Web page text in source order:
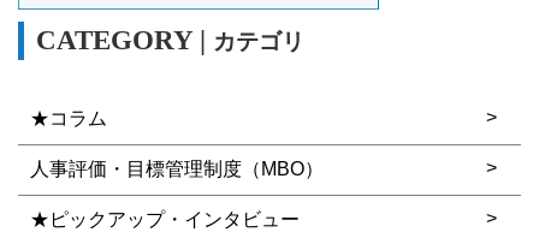
カテゴリ
★コラム
人事評価・目標管理制度（MBO）
★ピックアップ・インタビュー